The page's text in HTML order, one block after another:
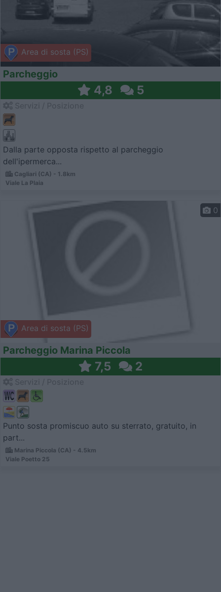
Area di sosta (PS)
Parcheggio
4,8 5
Dalla parte opposta rispetto al parcheggio
dell'ipermerca...
Cagliari (CA) - 1.8km
Viale La Plaia
Area di sosta (PS)
0
Parcheggio Marina Piccola
7,5 2
Punto sosta promiscuo auto su sterrato, gratuito, in
part...
Marina Piccola (CA) - 4.5km
Viale Poetto 25